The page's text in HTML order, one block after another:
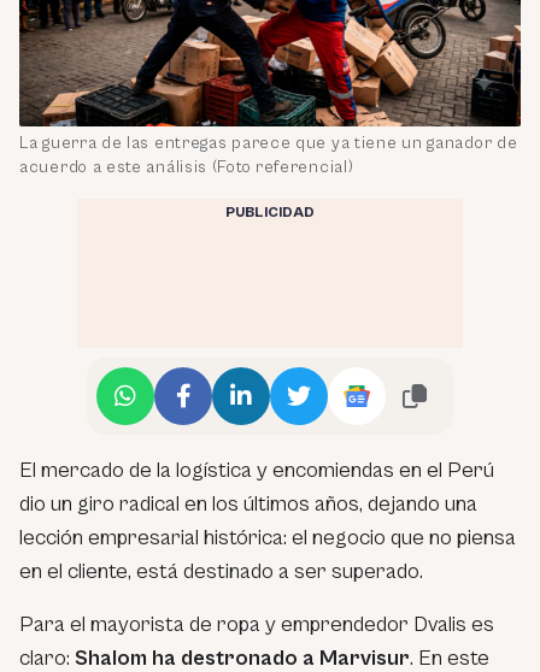
La guerra de las entregas parece que ya tiene un ganador de
acuerdo a este análisis (Foto referencial)
PUBLICIDAD
El mercado de la logística y encomiendas en el Perú
dio un giro radical en los últimos años, dejando una
lección empresarial histórica: el negocio que no piensa
en el cliente, está destinado a ser superado.
Para el mayorista de ropa y emprendedor Dvalis es
claro: Shalom ha destronado a Marvisur. En este